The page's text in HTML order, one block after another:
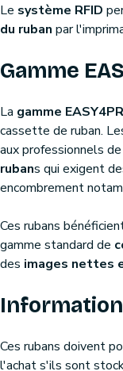
Le système RFID
du ruban par
Gamme
La gamme
cassette de ruban.
aux professionnels
rubans qui exigent
encombrement
Ces rubans
gamme standard de
des images nettes
Ces rubans doivent
l'achat s'ils sont